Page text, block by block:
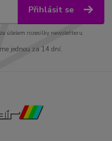
Přihlásit se
účelem rozesílky newsletteru.
jednou za 14 dní.